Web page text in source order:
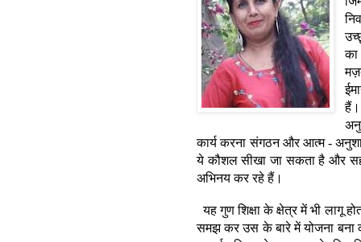
का
हैं।
कार्यकरना संगठन औरआत्म-
ये कौशल सीखा जा सकता है और
अभिनयकररहेहैं।
यहगुणशिक्षाकेक्षेत्रमेंभी लागू
समझकरउस केबारेमेंयोजना बना